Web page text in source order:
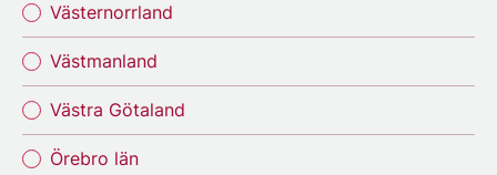
Västernorrland
Västmanland
Västra Götaland
Örebro län